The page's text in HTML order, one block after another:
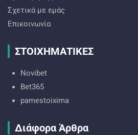
Σχετικά με εμάς
Επικοινωνία
ΣΤΟΙΧΗΜΑΤΙΚΕΣ
Novibet
Bet365
pamestoixima
Διάφορα Άρθρα